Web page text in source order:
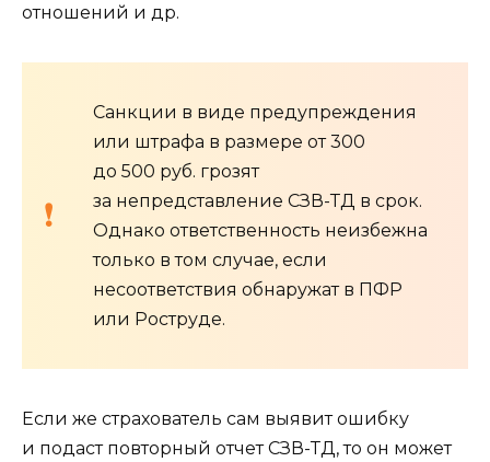
отношений и др.
Санкции в виде предупреждения
или штрафа в размере от 300
до 500 руб. грозят
за непредставление СЗВ-ТД в срок.
Однако ответственность неизбежна
только в том случае, если
несоответствия обнаружат в ПФР
или Роструде.
Если же страхователь сам выявит ошибку
и подаст повторный отчет СЗВ-ТД, то он может